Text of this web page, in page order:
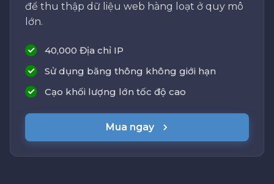
để thu thập dữ liệu web hàng loạt ở quy mô
lớn.
40,000 Địa chỉ IP
Sử dụng băng thông không giới hạn
Cạo khối lượng lớn tốc độ cao
Mua ngay